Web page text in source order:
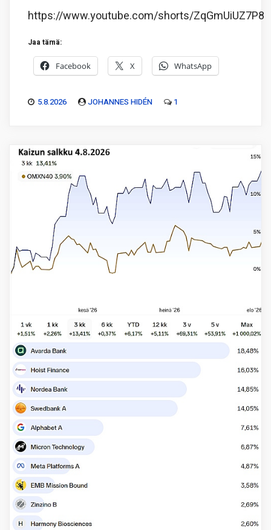
https://www.youtube.com/shorts/ZqGmUiUZ7P8
Jaa tämä:
Facebook X WhatsApp
5.8.2026 JOHANNES HIDÉN 1